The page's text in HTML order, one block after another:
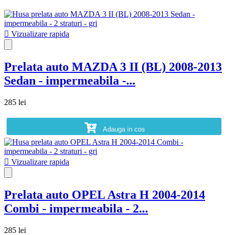
 Vizualizare rapida
Prelata auto MAZDA 3 II (BL) 2008-2013
Sedan - impermeabila -...
285 lei
Adauga in cos
 Vizualizare rapida
Prelata auto OPEL Astra H 2004-2014
Combi - impermeabila - 2...
285 lei